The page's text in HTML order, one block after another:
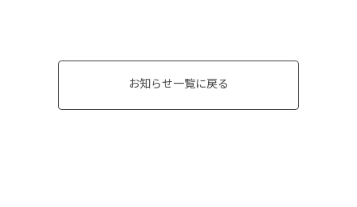
お知らせ一覧に戻る